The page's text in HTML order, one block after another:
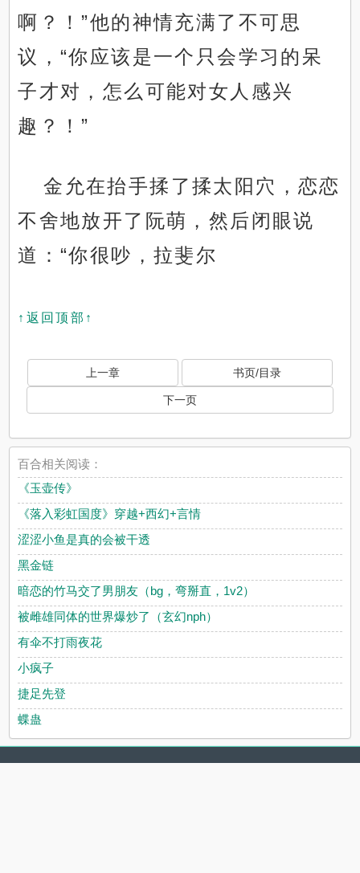
啊？！”他的神情充满了不可思
议，“你应该是一个只会学习的呆
子才对，怎么可能对女人感兴
趣？！”
金允在抬手揉了揉太阳穴，恋恋
不舍地放开了阮萌，然后闭眼说
道：“你很吵，拉斐尔
↑返回顶部↑
上一章 书页/目录
下一页
百合相关阅读：
《玉壶传》
《落入彩虹国度》穿越+西幻+言情
涩涩小鱼是真的会被干透
黑金链
暗恋的竹马交了男朋友（bg，弯掰直，1v2）
被雌雄同体的世界爆炒了（玄幻nph）
有伞不打雨夜花
小疯子
捷足先登
蝶蛊